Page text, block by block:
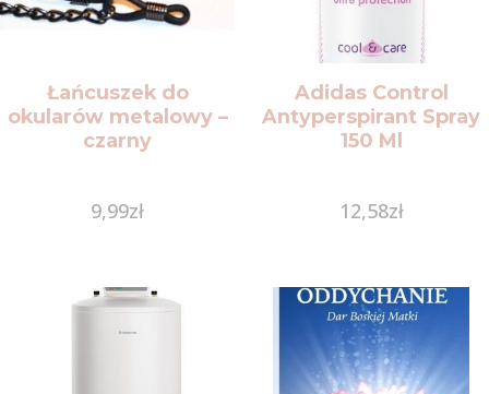
Łańcuszek do
okularów metalowy –
czarny
9,99zł
Adidas Control
Antyperspirant Spray
150 Ml
12,58zł